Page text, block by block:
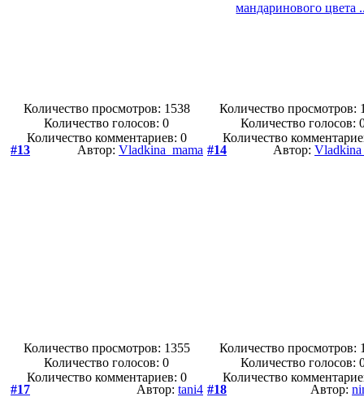
Количество просмотров: 1538
Количество голосов:0
Количество комментариев: 0
Количество просмотров:
Количество голосов:
Количество
#13
Автор: Vladkina_mama
Количество просмотров: 1355
Количество голосов:0
Количество комментариев: 0
#14 Автор:
Количество просмотров:
Количество голосов:
Количество
#17
Автор: tani4 #18 Автор: